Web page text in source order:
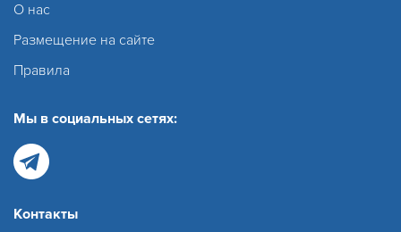
О нас
Размещение на сайте
Правила
Мы в социальных сетях:
Контакты